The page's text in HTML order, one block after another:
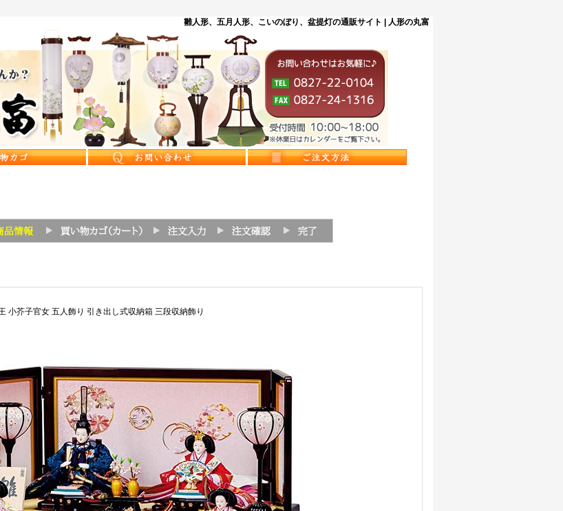
雛人形、五月人形、こいのぼり、盆提灯の通販サイト | 人形の丸富
小芥子官女 五人飾り 引き出し式収納箱 三段収納飾り